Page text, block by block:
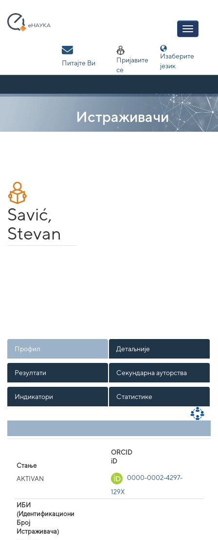
navigation
Питајте Ви
Пријавите
се
Изаберите
језик
Истраживачи
Savić,
Stevan
Профил Детаљније
Резултати Секундарна ауторства
Индикатори Статистике
Стање
AKTIVAN
ORCID
iD
0000-0002-4297-
129X
ИБИ
(Идентификациони
Број
Истраживача)